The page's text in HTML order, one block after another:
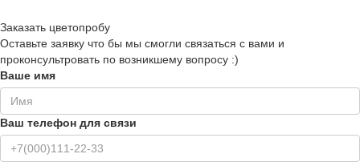
Заказать цветопробу
Оставьте заявку что бы мы смогли связаться с вами и
проконсультровать по возникшему вопросу :)
Ваше имя
Ваш телефон для связи